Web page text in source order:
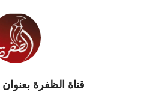
قناة الظفرة بعنوان